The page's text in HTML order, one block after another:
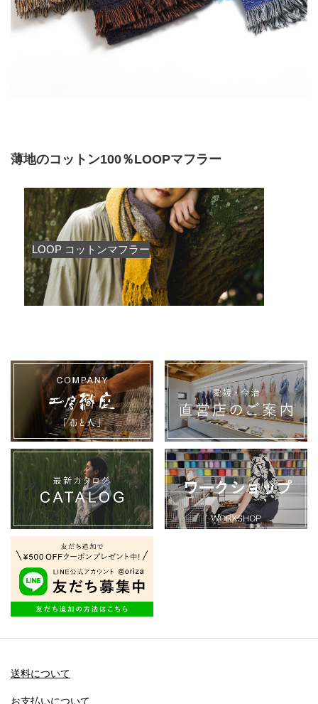
薄地のコットン100％LOOPマフラー
LOOP コットンマフラー
送料について
お支払いについて